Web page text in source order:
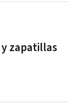
zapatillas